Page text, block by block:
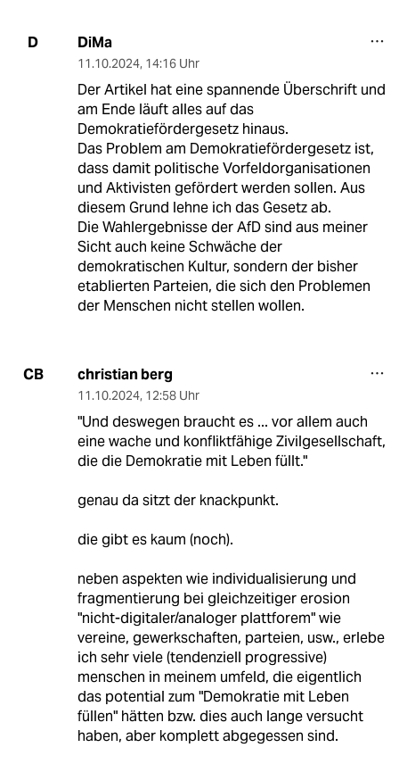
D DiMa
11.10.2024, 14:16 Uhr
Der Artikel hat eine spannende Überschrift und
am Ende läuft alles auf das
Demokratiefördergesetz hinaus.
Das Problem am Demokratiefördergesetz ist,
dass damit politische Vorfeldorganisationen
und Aktivisten gefördert werden sollen. Aus
diesem Grund lehne ich das Gesetz ab.
Die Wahlergebnisse der AfD sind aus meiner
Sicht auch keine Schwäche der
demokratischen Kultur, sondern der bisher
etablierten Parteien, die sich den Problemen
der Menschen nicht stellen wollen.
CB christian berg
11.10.2024, 12:58 Uhr
"Und deswegen braucht es ... vor allem auch
eine wache und konfliktfähige Zivilgesellschaft,
die die Demokratie mit Leben füllt."
genau da sitzt der knackpunkt.
die gibt es kaum (noch).
neben aspekten wie individualisierung und
fragmentierung bei gleichzeitiger erosion
"nicht-digitaler/analoger plattforem" wie
vereine, gewerkschaften, parteien, usw., erlebe
ich sehr viele (tendenziell progressive)
menschen in meinem umfeld, die eigentlich
das potential zum "Demokratie mit Leben
füllen" hätten bzw. dies auch lange versucht
haben, aber komplett abgegessen sind.